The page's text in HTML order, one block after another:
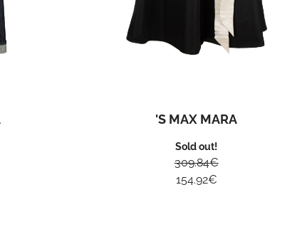
'S MAX MARA
Sold out!
309.84€
154.92€